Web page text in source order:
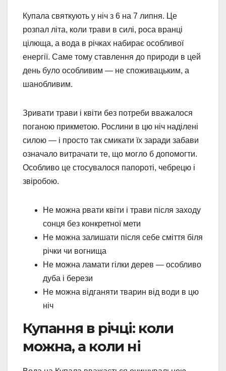
Купала святкують у ніч з 6 на 7 липня. Це
розпал літа, коли трави в силі, роса вранці
цілюща, а вода в річках набирає особливої
енергії. Саме тому ставлення до природи в цей
день було особливим — не споживацьким, а
шанобливим.
Зривати трави і квіти без потреби вважалося
поганою прикметою. Рослини в цю ніч наділені
силою — і просто так смикати їх заради забави
означало витрачати те, що могло б допомогти.
Особливо це стосувалося папороті, чебрецю і
звіробою.
Не можна рвати квіти і трави після заходу
сонця без конкретної мети
Не можна залишати після себе сміття біля
річки чи вогнища
Не можна ламати гілки дерев — особливо
дуба і берези
Не можна відганяти тварин від води в цю
ніч
Купання в річці: коли
можна, а коли ні